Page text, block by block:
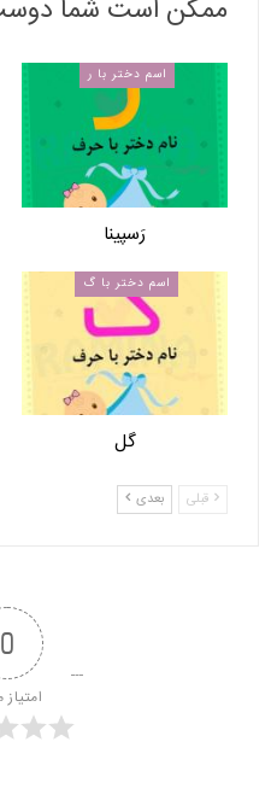
ممکن است شما
اسم دختر با ر
رَسپینا
اسم دختر با گ
گل
قبلی بعدی
0
امتیاز